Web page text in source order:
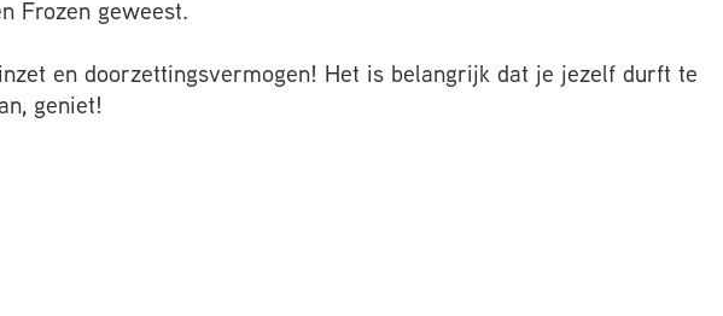
Frozen geweest.
en doorzettingsvermogen! Het is belangrijk dat je jezelf durft te
geniet!